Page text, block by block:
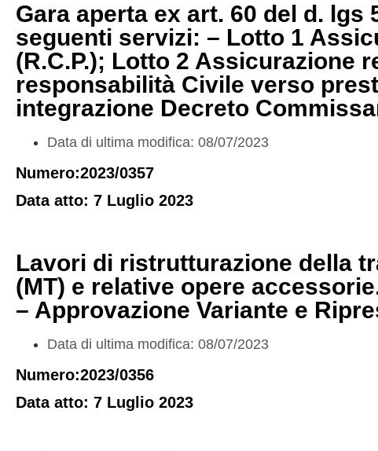
Gara aperta ex art. 60 del d.
seguenti servizi: – Lotto 1
(R.C.P.); Lotto 2 Assicurazione
responsabilità Civile verso
integrazione Decreto
Data di ultima modifica: 08/07/2023
Numero:2023/0357
Data atto: 7 Luglio 2023
Lavori di ristrutturazione della
(MT) e relative opere
– Approvazione Variante e
Data di ultima modifica: 08/07/2023
Numero:2023/0356
Data atto: 7 Luglio 2023